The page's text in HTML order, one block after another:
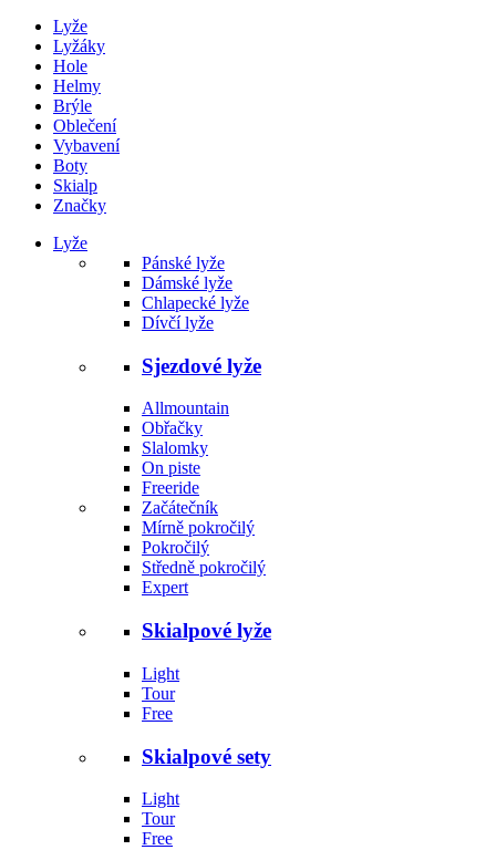
Lyže
Lyžáky
Hole
Helmy
Brýle
Oblečení
Vybavení
Boty
Skialp
Značky
Lyže
Pánské lyže
Dámské lyže
Chlapecké lyže
Dívčí lyže
Sjezdové lyže
Allmountain
Obřačky
Slalomky
On piste
Freeride
Začátečník
Mírně pokročilý
Pokročilý
Středně pokročilý
Expert
Skialpové lyže
Light
Tour
Free
Skialpové sety
Light
Tour
Free